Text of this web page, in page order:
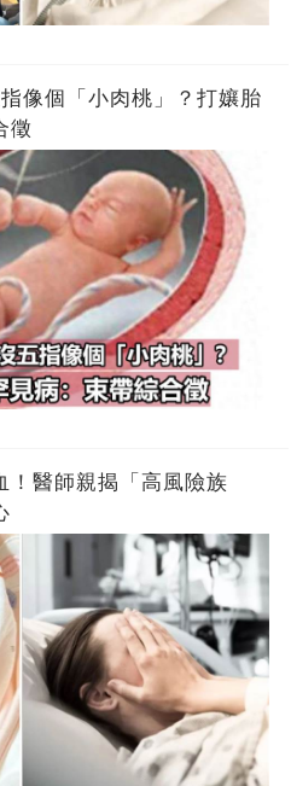
像個「小肉桃」？打孃胎
徵
！醫師親揭「高風險族